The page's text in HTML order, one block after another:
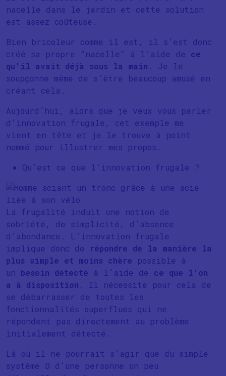
nacelle dans le jardin et cette solution
est assez coûteuse.
Bien bricoleur comme il est, il s’est donc
créé sa propre “nacelle” à l’aide de ce
qu’il avait déjà sous la main . Je le
soupçonne même de s’être beaucoup amusé en
créant cela.
Aujourd’hui, alors que je veux vous parler
d’innovation frugale, cet exemple me
vient en tête et je le trouve à point
nommé pour illustrer mes propos.
Qu’est ce que l’innovation frugale ?
La frugalité induit une notion de
sobriété, de simplicité, d’absence
d’abondance. L’innovation frugale
implique donc de répondre de la manière la
plus simple et moins chère possible à
un besoin détecté à l’aide de ce que l’on
a à disposition . Il nécessite pour cela de
se débarrasser de toutes les
fonctionnalités superflues qui ne
répondent pas directement au problème
initialement détecté.
Là où il ne pourrait s’agir que du simple
système D d’une personne un peu